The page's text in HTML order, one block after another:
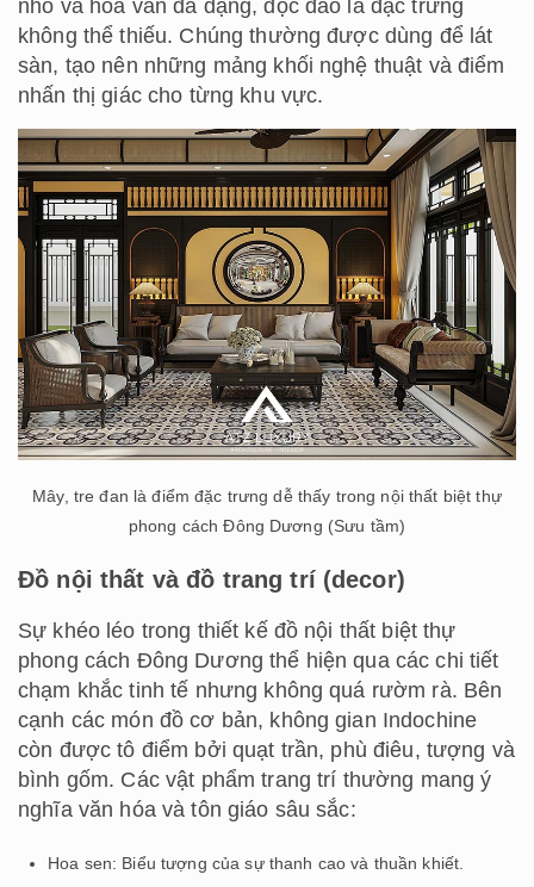
nhỏ và hoa văn đa dạng, độc đáo là đặc trưng
không thể thiếu. Chúng thường được dùng để lát
sàn, tạo nên những mảng khối nghệ thuật và điểm
nhấn thị giác cho từng khu vực.
Mây, tre đan là điểm đặc trưng dễ thấy trong nội thất biệt thự
phong cách Đông Dương (Sưu tầm)
Đồ nội thất và đồ trang trí (decor)
Sự khéo léo trong thiết kế đồ nội thất biệt thự
phong cách Đông Dương thể hiện qua các chi tiết
chạm khắc tinh tế nhưng không quá rườm rà. Bên
cạnh các món đồ cơ bản, không gian Indochine
còn được tô điểm bởi quạt trần, phù điêu, tượng và
bình gốm. Các vật phẩm trang trí thường mang ý
nghĩa văn hóa và tôn giáo sâu sắc:
Hoa sen: Biểu tượng của sự thanh cao và thuần khiết.